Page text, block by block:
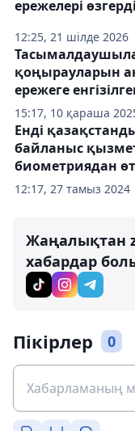
12:25, 21 шілде 2026
ережелері өзгерді
15:17, 10 қараша
қоңырауларын
ережеге
12:17, 27 тамыз 2024
Енді
байланыс
биометриядан
Жаңалықтан
хабардар
Пікірлер 0